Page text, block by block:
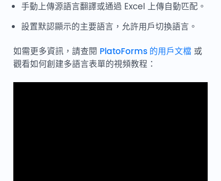
手動上傳源語言翻譯或通過 Excel 上傳自動匹配。
設置默認顯示的主要語言，允許用戶切換語言。
如需更多資訊，請查閱 PlatoForms 的用戶文檔 或
觀看如何創建多語言表單的視頻教程：